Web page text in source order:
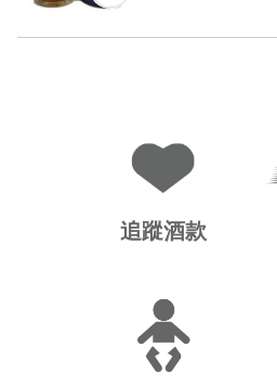
追蹤酒款